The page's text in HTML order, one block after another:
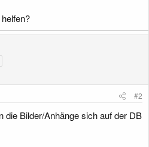
#2
die Bilder/Anhänge sich auf der DB